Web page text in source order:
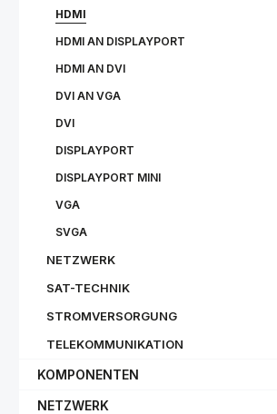
HDMI
HDMI AN DISPLAYPORT
HDMI AN DVI
DVI AN VGA
DVI
DISPLAYPORT
DISPLAYPORT MINI
VGA
SVGA
NETZWERK
SAT-TECHNIK
STROMVERSORGUNG
TELEKOMMUNIKATION
KOMPONENTEN
NETZWERK